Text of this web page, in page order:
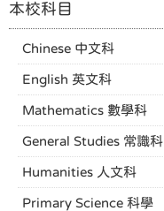
本校科目
Chinese 中文科
English 英文科
Mathematics 數學科
General Studies 常識科
Humanities 人文科
Primary Science 科學